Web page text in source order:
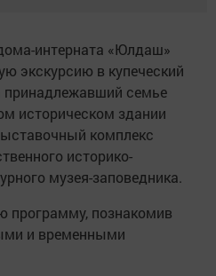
интерната «Юлдаш»
экскурсию в купеческий
принадлежавший семье
историческом здании
комплекс
историко-
музея-заповедника.
программу, познакомив
и временными